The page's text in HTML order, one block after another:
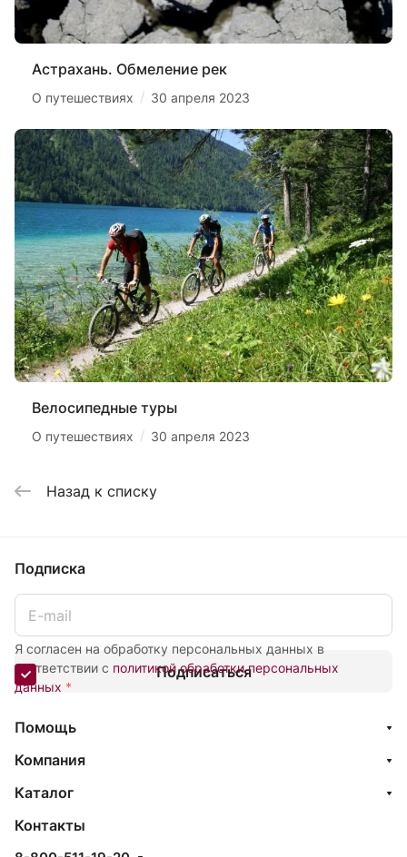
Астрахань. Обмеление рек
О путешествиях / 30 апреля 2023
Велосипедные туры
О путешествиях / 30 апреля 2023
Назад к списку
Подписка
Я согласен на обработку персональных данных в
соответствии с политикой обработки персональных
данных *
Подписаться
Помощь
Компания
Каталог
Контакты